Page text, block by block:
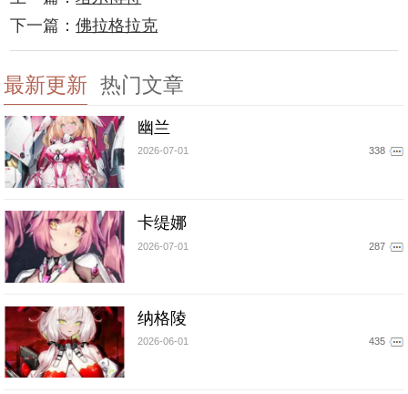
下一篇：佛拉格拉克
最新更新 热门文章
幽兰
2026-07-01 338
卡缇娜
2026-07-01 287
纳格陵
2026-06-01 435